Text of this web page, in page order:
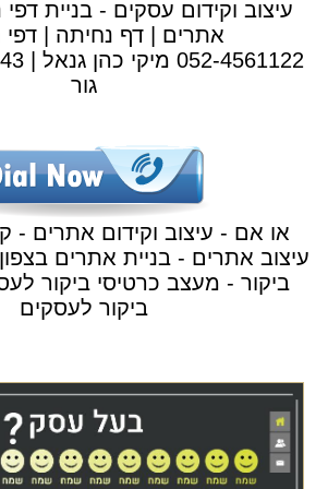
עיצוב וקידום עסקים - בניית
אתרים | דף נחיתה | דפי
גור
או אם - עיצוב וקידום אתרים -
עיצוב אתרים - בניית אתרים
ביקור - מעצב כרטיסי ביקור
ביקור לעסקים